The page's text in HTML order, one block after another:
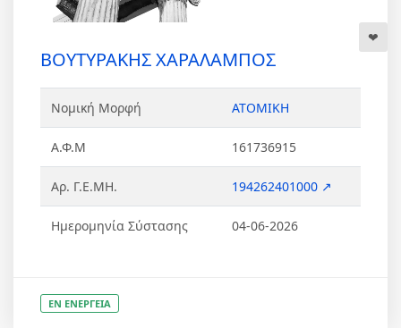
ΒΟΥΤΥΡΑΚΗΣ ΧΑΡΑΛΑΜΠΟΣ
Νομική Μορφή ΑΤΟΜΙΚΗ
Α.Φ.Μ 161736915
Αρ. Γ.Ε.ΜΗ. 194262401000 ↗
Ημερομηνία Σύστασης 04-06-2026
ΕΝ ΕΝΕΡΓΕΙΑ